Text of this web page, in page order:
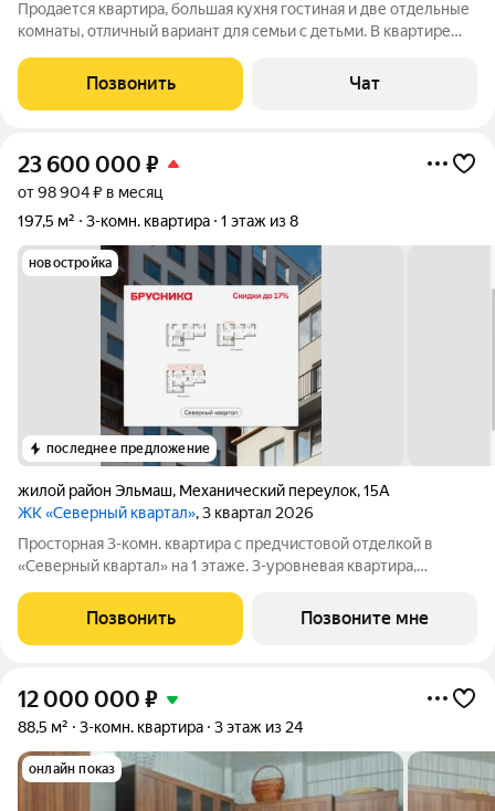
Продается квартира, большая кухня гостиная и две отдельные
комнаты, отличный вариант для семьи с детьми. В квартире
заменена вся сантехника и проводка, поменяны полы, новая
надежная сейф дверь,
Позвонить Чат
23 600 000 ₽
от 98 904 ₽ в месяц
197,5 м²
3-комн. квартира 1 этаж из 8
новостройка
последнее предложение
жилой район Эльмаш, Механический переулок,15А
ЖК «Северный квартал», 3 квартал 2026
Просторная 3-комн. квартира с предчистовой отделкой в
«Северный квартал» на 1 этаже. 3-уровневая квартира,
идей. Общая площадь: 197.48 кв.м., жилая: 80.3 кв.м., площадь
просторной кухни-столовой:
Позвонить Позвоните мне
12 000 000 ₽
88,5 м² 3-комн. квартира 3 этаж из 24
онлайн показ